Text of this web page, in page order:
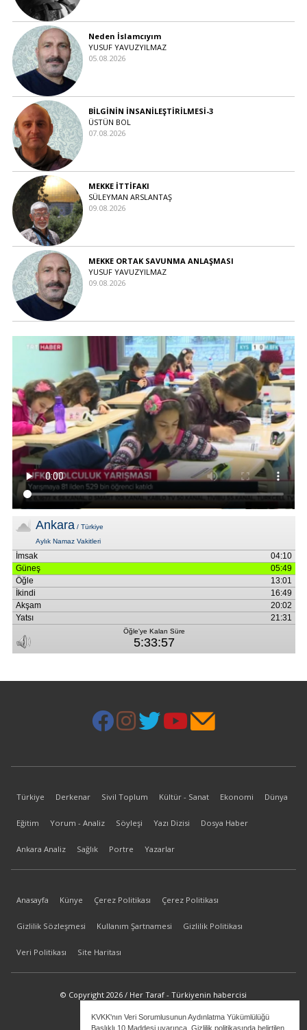
KVKK'nın Veri Sorumlusunun Aydınlatma Yükümlülüğü
Başlıklı 10.Maddesi uyarınca, Gizlilik politikasında belirtilen
Neden İslamcıyım
YUSUF YAVUZYILMAZ
05.08.2026
BİLGİNİN İNSANİLEŞTİRİLMESİ-3
ÜSTÜN BOL
07.08.2026
MEKKE İTTİFAKI
SÜLEYMAN ARSLANTAŞ
09.08.2026
MEKKE ORTAK SAVUNMA ANLAŞMASI
YUSUF YAVUZYILMAZ
09.08.2026
Türkiye Derkenar Sivil Toplum Kültür - Sanat Ekonomi Dünya
Eğitim Yorum - Analiz Söyleşi Yazı Dizisi Dosya Haber
Ankara Analiz Sağlık Portre Yazarlar
Anasayfa Künye Çerez Politikası Çerez Politikası
Gizlilik Sözleşmesi Kullanım Şartnamesi Gizlilik Politikası
Veri Politikası Site Haritası
© Copyright 2026 / Her Taraf - Türkiyenin habercisi
bilgi@hertaraf.com